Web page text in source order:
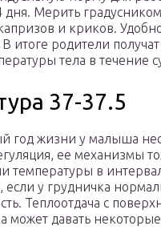
Мерить
и криков.
итоге родители
тела в течение
37-37.5
год жизни у малыша
ее механизмы
температуры в
если у грудничка
Теплоотдача с
может давать